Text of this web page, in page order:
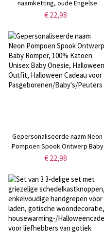
naamketting, oude Engelse
sieraden, druppelende
naamplaatjeketting,
punksieraden, gotische ketting,
Halloweencadeau
€ 22,98
Gepersonaliseerde naam Neon
Pompoen Spook Ontwerp Baby
Romper, 100% Katoen Unisex
Halloween Cadeau voor
Pasgeborenen/Baby's/Peuters
€ 22,98